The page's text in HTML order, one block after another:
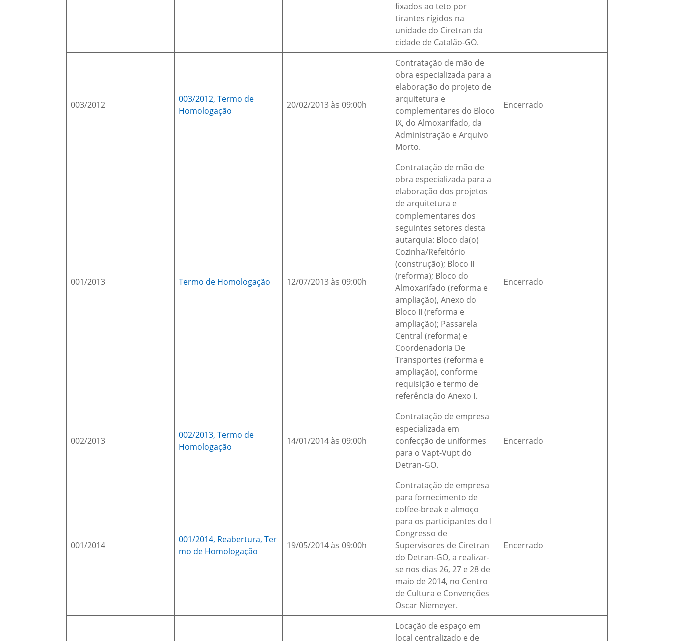
fixados ao teto por
tirantes rígidos na
unidade do Ciretran da
cidade de Catalão-GO.
003/2012
003/2012, Termo de
Homologação
20/02/2013 às 09:00h
Contratação de mão de
obra especializada para a
elaboração do projeto de
arquitetura e
complementares do Bloco
IX, do Almoxarifado, da
Administração e Arquivo
Morto.
Encerrado
001/2013 Termo de Homologação 12/07/2013 às 09:00h
Contratação de mão de
obra especializada para a
elaboração dos projetos
de arquitetura e
complementares dos
seguintes setores desta
autarquia: Bloco da(o)
Cozinha/Refeitório
(construção); Bloco II
(reforma); Bloco do
Almoxarifado (reforma e
ampliação), Anexo do
Bloco II (reforma e
ampliação); Passarela
Central (reforma) e
Coordenadoria De
Transportes (reforma e
ampliação), conforme
requisição e termo de
referência do Anexo I.
Encerrado
002/2013
002/2013, Termo de
Homologação
14/01/2014 às 09:00h
Contratação de empresa
especializada em
confecção de uniformes
para o Vapt-Vupt do
Detran-GO.
Encerrado
001/2014
001/2014, Reabertura, Ter
mo de Homologação
19/05/2014 às 09:00h
Contratação de empresa
para fornecimento de
coffee-break e almoço
para os participantes do I
Congresso de
Supervisores de Ciretran
do Detran-GO, a realizar-
se nos dias 26, 27 e 28 de
maio de 2014, no Centro
de Cultura e Convenções
Oscar Niemeyer.
Encerrado
Locação de espaço em
local centralizado e de